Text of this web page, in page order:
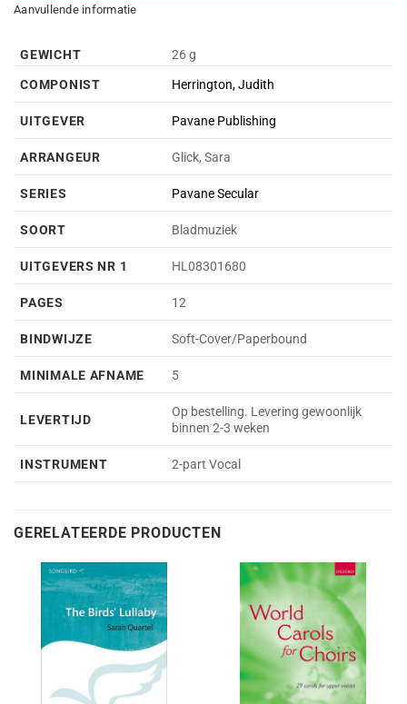
Aanvullende informatie
GEWICHT
26 g
COMPONIST
Herrington, Judith
UITGEVER Pavane Publishing
ARRANGEUR Glick, Sara
SERIES Pavane Secular
SOORT Bladmuziek
UITGEVERS NR 1 HL08301680
PAGES 12
BINDWIJZE Soft-Cover/Paperbound
MINIMALE AFNAME 5
LEVERTIJD
Op bestelling. Levering gewoonlijk
binnen 2-3 weken
INSTRUMENT 2-part Vocal
GERELATEERDE PRODUCTEN